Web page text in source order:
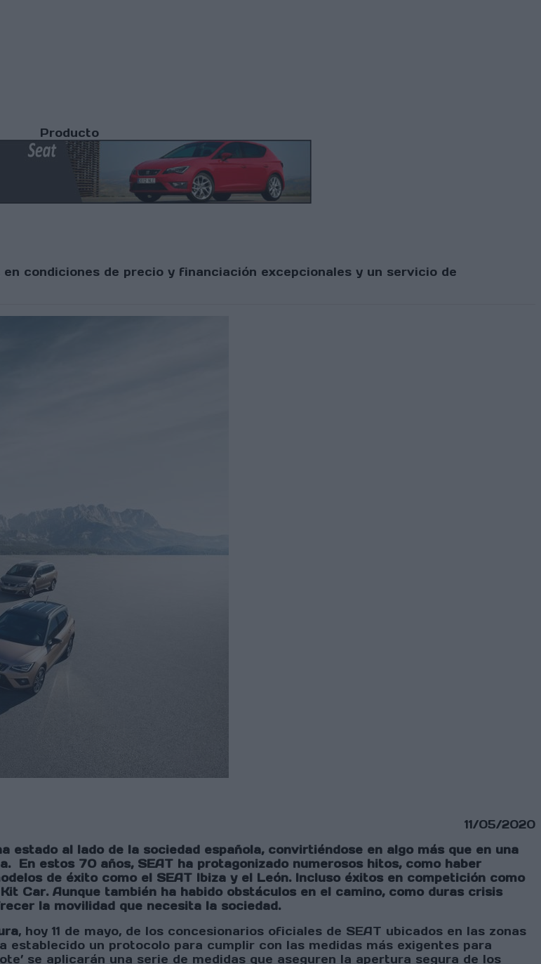
Producto
condiciones de precio y financiación excepcionales y un servicio de
11/05/2020
estado al lado de la sociedad española, convirtiéndose en algo más que en una
En estos 70 años, SEAT ha protagonizado numerosos hitos, como haber
de éxito como el SEAT Ibiza y el León. Incluso éxitos en competición como
Car. Aunque también ha habido obstáculos en el camino, como duras crisis
la movilidad que necesita la sociedad.
, hoy 11 de mayo, de los concesionarios oficiales de SEAT ubicados en las zonas
establecido un protocolo para cumplir con las medidas más exigentes para
se aplicarán una serie de medidas que aseguren la apertura segura de los